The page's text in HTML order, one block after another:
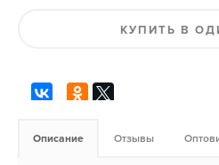
КУПИТЬ В
Описание Отзывы